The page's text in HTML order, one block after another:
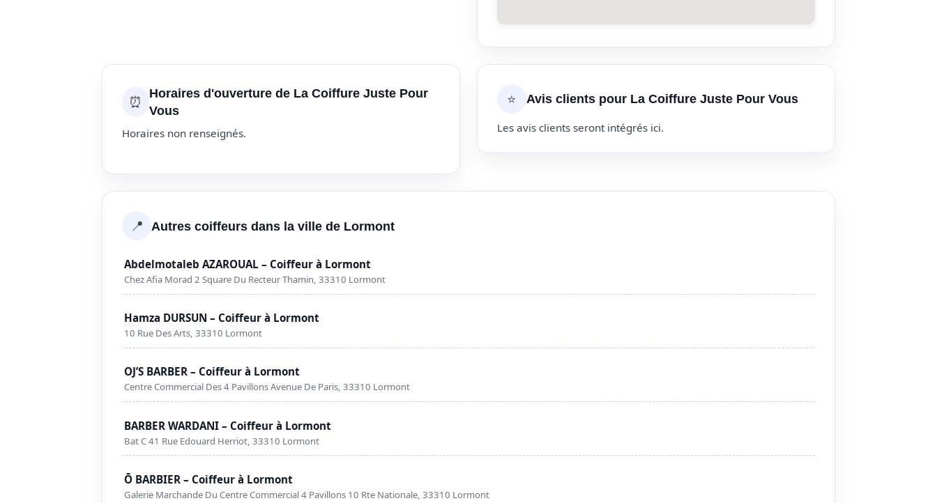
⏰
Horaires d'ouverture de La Coiffure Juste Pour
Vous
Horaires non renseignés.
⭐ Avis clients pour La Coiffure Juste Pour Vous
Les avis clients seront intégrés ici.
📍 Autres coiffeurs dans la ville de Lormont
Abdelmotaleb AZAROUAL – Coiffeur à Lormont
Chez Afia Morad 2 Square Du Recteur Thamin, 33310 Lormont
Hamza DURSUN – Coiffeur à Lormont
10 Rue Des Arts, 33310 Lormont
OJ’S BARBER – Coiffeur à Lormont
Centre Commercial Des 4 Pavillons Avenue De Paris, 33310 Lormont
BARBER WARDANI – Coiffeur à Lormont
Bat C 41 Rue Edouard Herriot, 33310 Lormont
Ō BARBIER – Coiffeur à Lormont
Galerie Marchande Du Centre Commercial 4 Pavillons 10 Rte Nationale, 33310 Lormont